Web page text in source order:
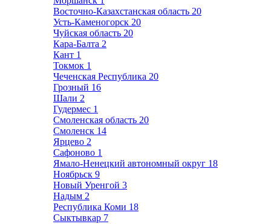
Восточно-Казахстанская область 20
Усть-Каменогорск 20
Чуйская область 20
Кара-Балта 2
Кант 1
Токмок 1
Чеченская Республика 20
Грозный 16
Шали 2
Гудермес 1
Смоленская область 20
Смоленск 14
Ярцево 2
Сафоново 1
Ямало-Ненецкий автономный округ 18
Ноябрьск 9
Новый Уренгой 3
Надым 2
Республика Коми 18
Сыктывкар 7